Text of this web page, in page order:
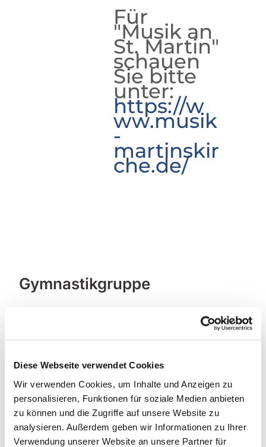
Diese Webseite verwendet Cookies
Wir verwenden Cookies, um Inhalte und Anzeigen zu
personalisieren, Funktionen für soziale Medien anbieten
zu können und die Zugriffe auf unsere Website zu
analysieren. Außerdem geben wir Informationen zu Ihrer
Verwendung unserer Website an unsere Partner für
Für
"Musik an
St. Martin"
schauen
Sie bitte
unter:
https://w
ww.musik
-
martinskir
che.de/
Gymnastikgruppe